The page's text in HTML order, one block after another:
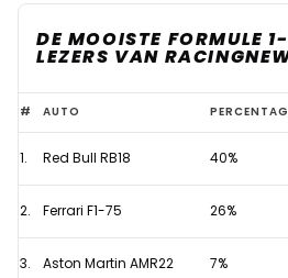
DE MOOISTE FORMULE
LEZERS VAN
Dit
is
de
mooiste
1-
# AUTO
1. Red Bull RB18 40%
2. Ferrari F1-75 26%
3. Aston Martin AMR22 7%